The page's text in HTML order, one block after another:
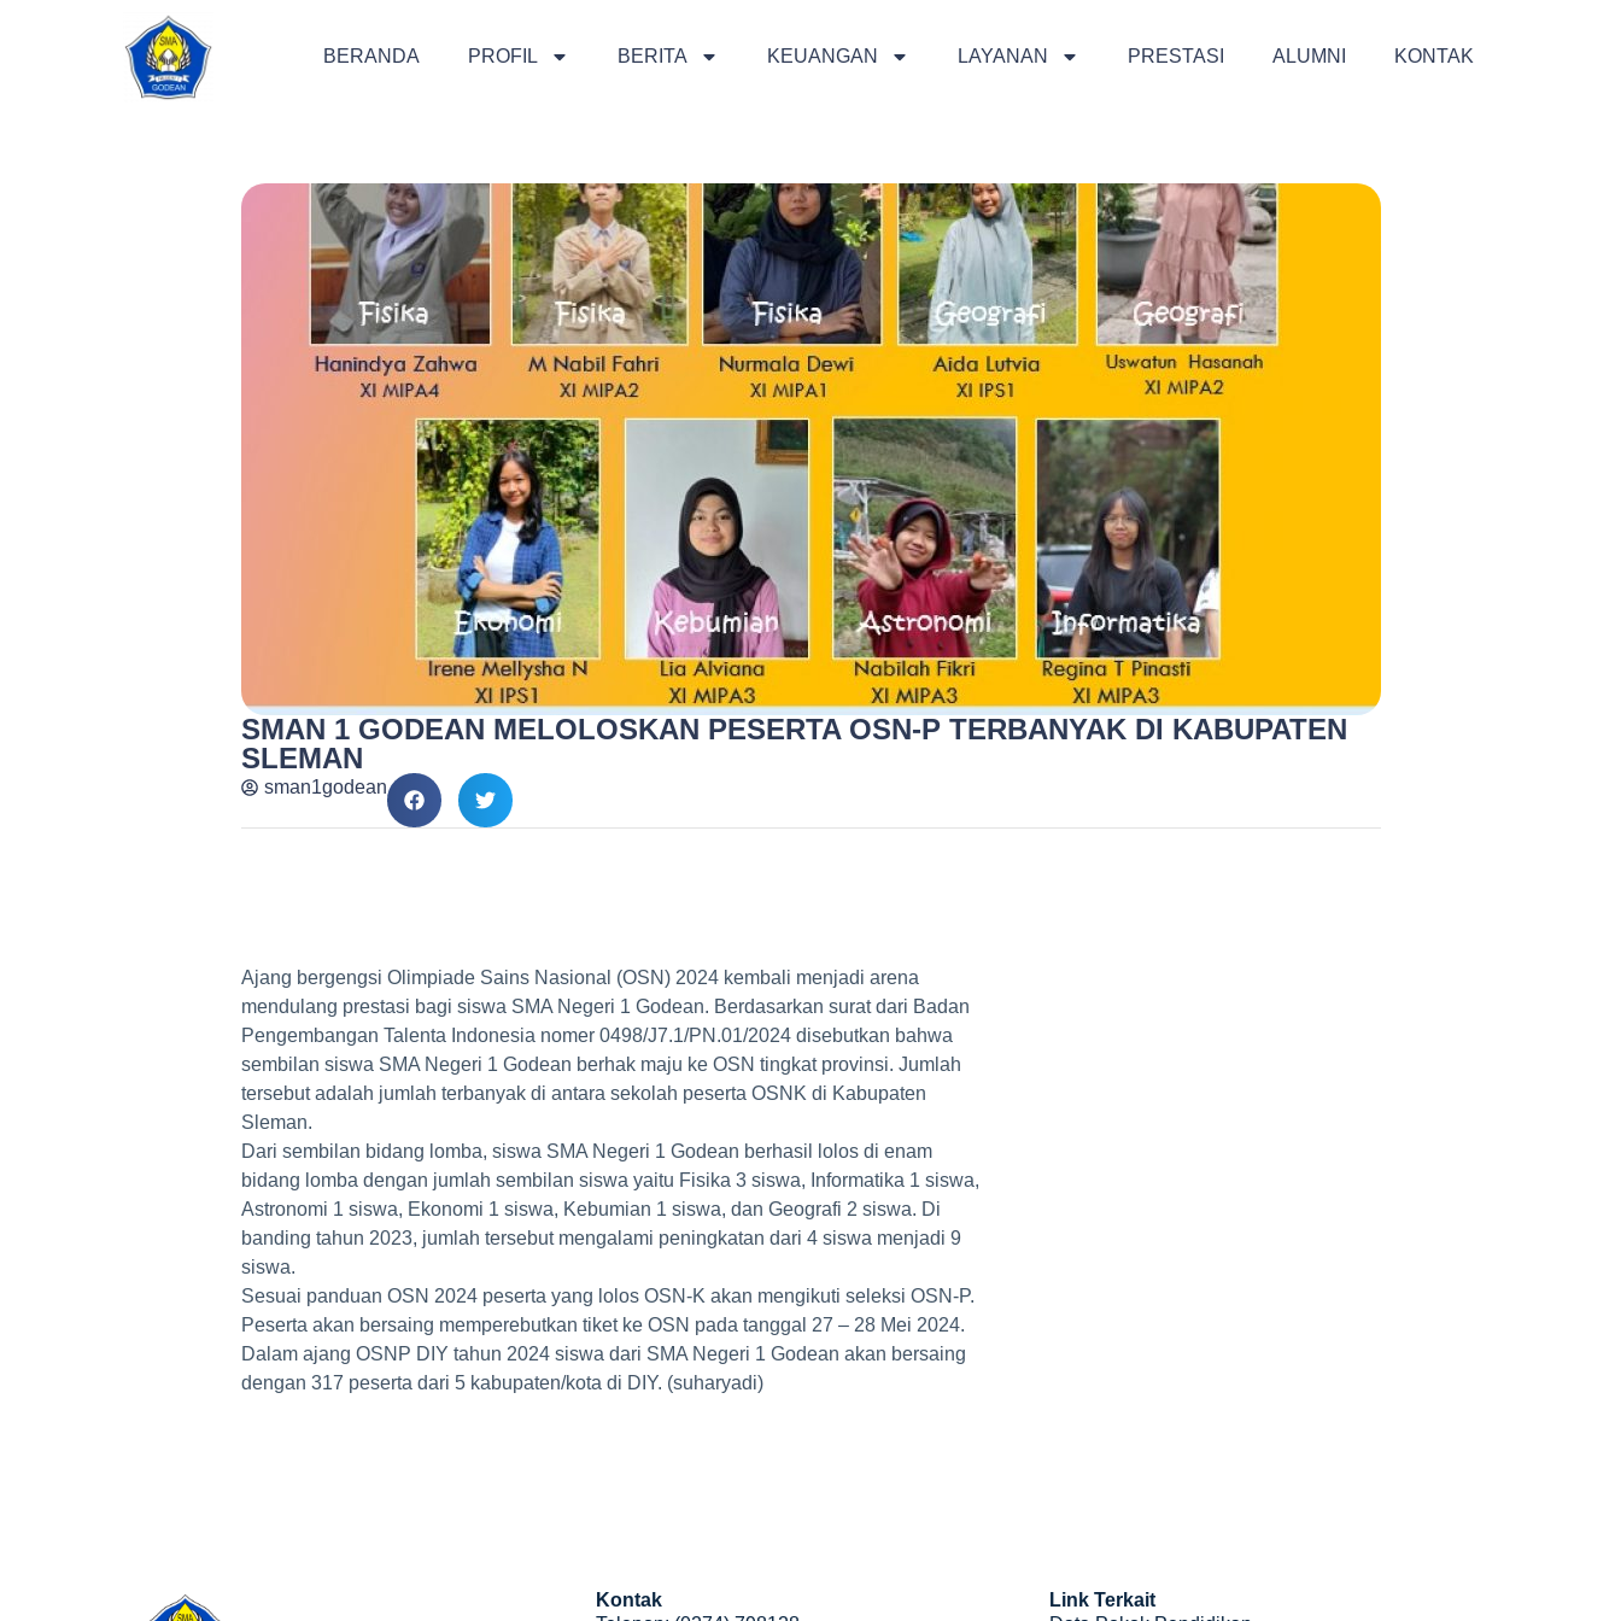
BERANDA PROFIL BERITA KEUANGAN LAYANAN PRESTASI ALUMNI KONTAK
SMAN 1 GODEAN MELOLOSKAN PESERTA OSN-P TERBANYAK DI KABUPATEN
SLEMAN
sman1godean
Ajang bergengsi Olimpiade Sains Nasional (OSN) 2024 kembali menjadi arena
mendulang prestasi bagi siswa SMA Negeri 1 Godean. Berdasarkan surat dari Badan
Pengembangan Talenta Indonesia nomer 0498/J7.1/PN.01/2024 disebutkan bahwa
sembilan siswa SMA Negeri 1 Godean berhak maju ke OSN tingkat provinsi. Jumlah
tersebut adalah jumlah terbanyak di antara sekolah peserta OSNK di Kabupaten
Sleman.
Dari sembilan bidang lomba, siswa SMA Negeri 1 Godean berhasil lolos di enam
bidang lomba dengan jumlah sembilan siswa yaitu Fisika 3 siswa, Informatika 1 siswa,
Astronomi 1 siswa, Ekonomi 1 siswa, Kebumian 1 siswa, dan Geografi 2 siswa. Di
banding tahun 2023, jumlah tersebut mengalami peningkatan dari 4 siswa menjadi 9
siswa.
Sesuai panduan OSN 2024 peserta yang lolos OSN-K akan mengikuti seleksi OSN-P.
Peserta akan bersaing memperebutkan tiket ke OSN pada tanggal 27 – 28 Mei 2024.
Dalam ajang OSNP DIY tahun 2024 siswa dari SMA Negeri 1 Godean akan bersaing
dengan 317 peserta dari 5 kabupaten/kota di DIY. (suharyadi)
Kontak
Link Terkait